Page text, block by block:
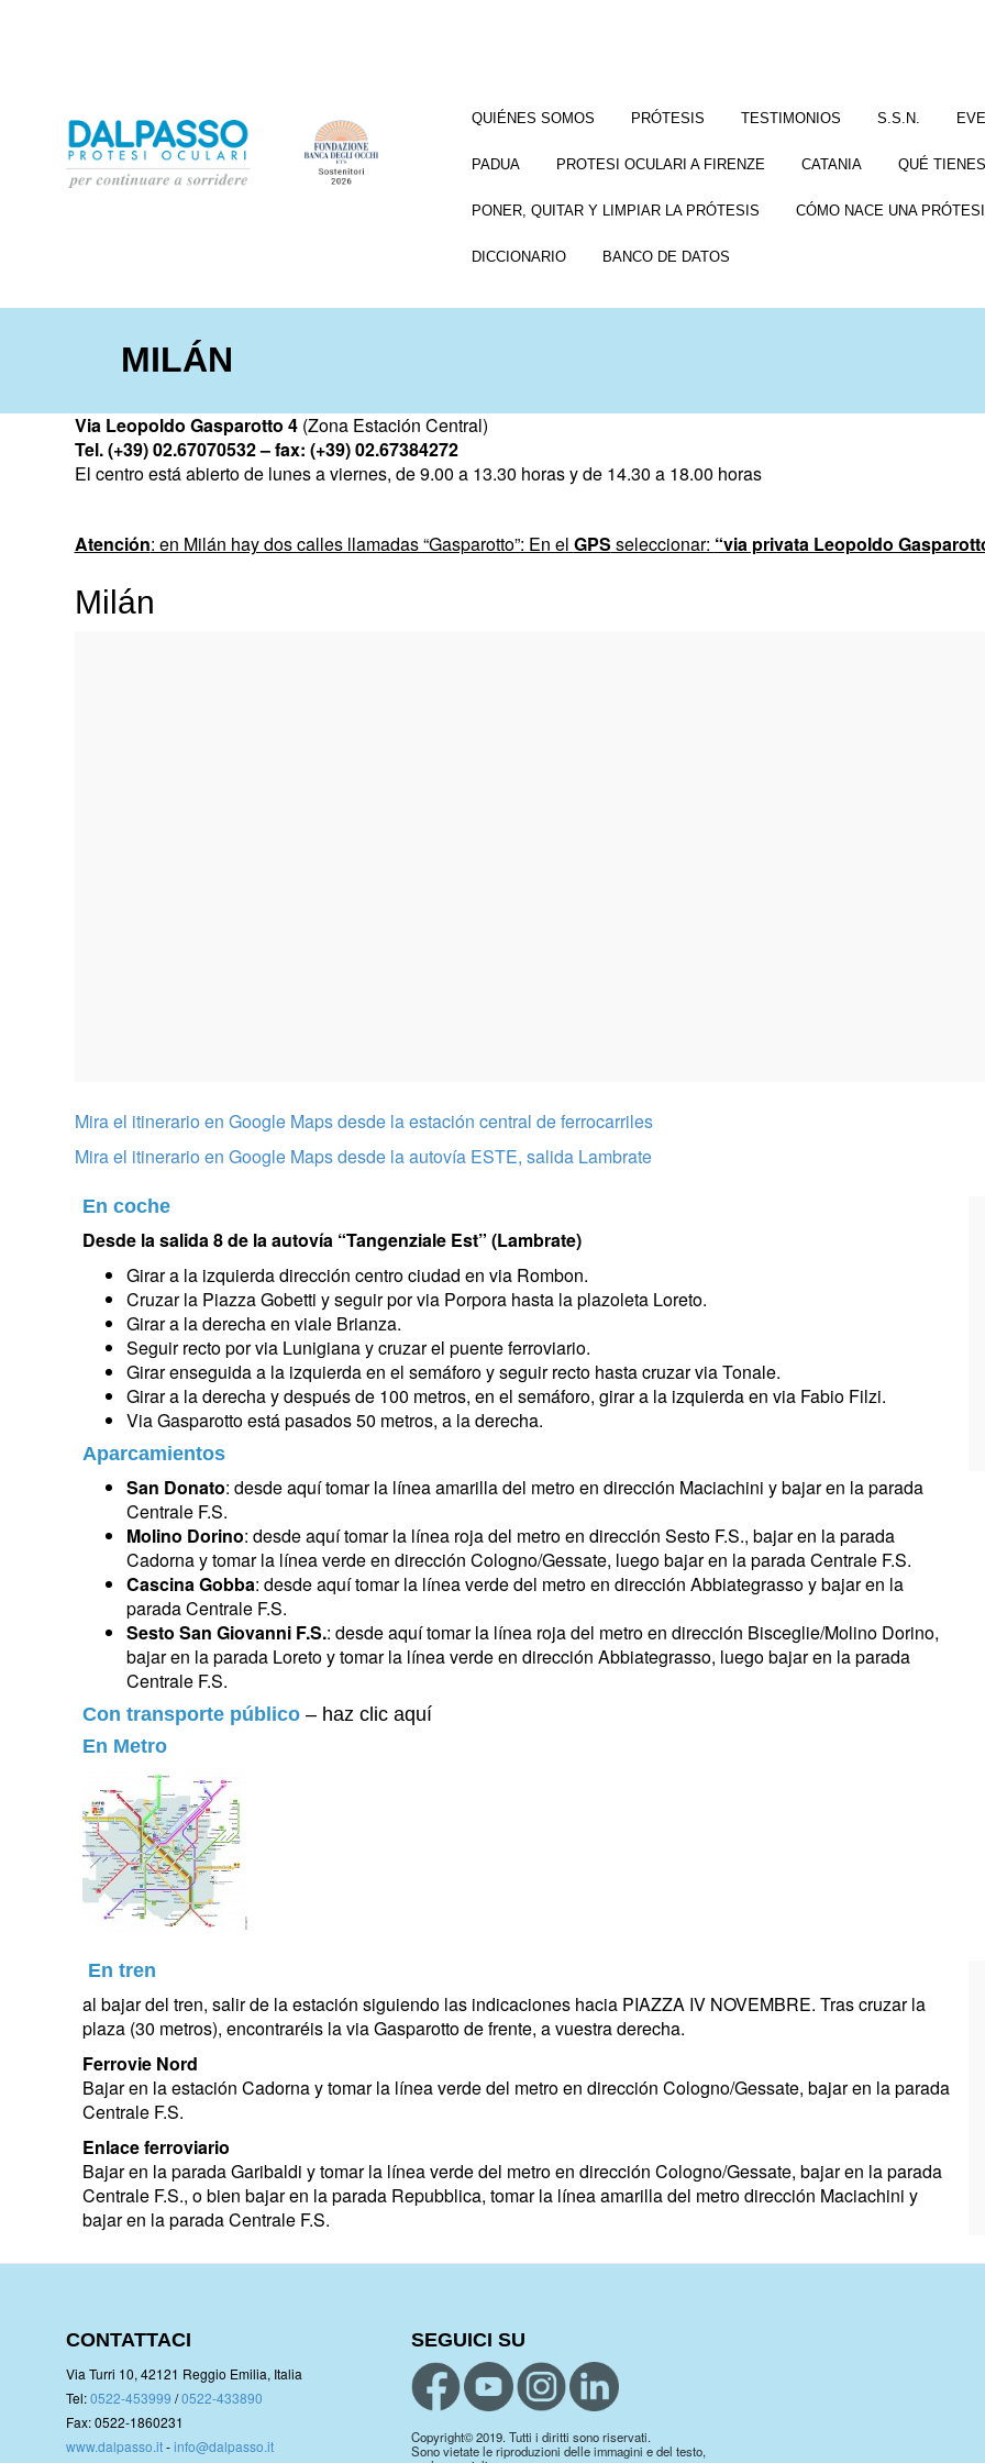
QUIÉNES SOMOS PRÓTESIS TESTIMONIOS S.S.N.
PADUA PROTESI OCULARI A FIRENZE CATANIA QUÉ
PONER, QUITAR Y LIMPIAR LA PRÓTESIS CÓMO NACE UNA
DICCIONARIO BANCO DE DATOS
MILÁN
Via Leopoldo Gasparotto 4(Zona Estación Central)
Tel. (+39) 02.67070532 – fax: (+39) 02.67384272
El centro está abierto de lunes a viernes, de 9.00 a 13.30 horas y de 14.30 a 18.00 horas
Atención: en Milán hay dos calles llamadas “Gasparotto”: En el GPS seleccionar: “via privata Leopoldo
Milán
Mira el itinerario en Google Maps desde la estación central de ferrocarriles
Mira el itinerario en Google Maps desde la autovía ESTE, salida Lambrate
En coche
Desde la salida 8 de la autovía “Tangenziale Est” (Lambrate)
Girar a la izquierda dirección centro ciudad en via Rombon.
Cruzar la Piazza Gobetti y seguir por via Porpora hasta la plazoleta Loreto.
Girar a la derecha en viale Brianza.
Seguir recto por via Lunigiana y cruzar el puente ferroviario.
Girar enseguida a la izquierda en el semáforo y seguir recto hasta cruzar via Tonale.
Girar a la derecha y después de 100 metros, en el semáforo, girar a la izquierda en via Fabio Filzi.
Via Gasparotto está pasados 50 metros, a la derecha.
Aparcamientos
San Donato: desde aquí tomar la línea amarilla del metro en dirección Maciachini y bajar en la parada
Centrale F.S.
Molino Dorino: desde aquí tomar la línea roja del metro en dirección Sesto F.S., bajar en la parada
Cadorna y tomar la línea verde en dirección Cologno/Gessate, luego bajar en la parada Centrale F.S.
Cascina Gobba: desde aquí tomar la línea verde del metro en dirección Abbiategrasso y bajar en la
parada Centrale F.S.
Sesto San Giovanni F.S.: desde aquí tomar la línea roja del metro en dirección Bisceglie/Molino Dorino,
bajar en la parada Loreto y tomar la línea verde en dirección Abbiategrasso, luego bajar en la parada
Centrale F.S.
Con transporte público – haz clic aquí
En Metro
En tren
al bajar del tren, salir de la estación siguiendo las indicaciones hacia PIAZZA IV NOVEMBRE. Tras cruzar la
plaza (30 metros), encontraréis la via Gasparotto de frente, a vuestra derecha.
Ferrovie Nord
Bajar en la estación Cadorna y tomar la línea verde del metro en dirección Cologno/Gessate, bajar en la parada
Centrale F.S.
Enlace ferroviario
Bajar en la parada Garibaldi y tomar la línea verde del metro en dirección Cologno/Gessate, bajar en la parada
Centrale F.S., o bien bajar en la parada Repubblica, tomar la línea amarilla del metro dirección Maciachini y
bajar en la parada Centrale F.S.
CONTATTACI
Via Turri 10, 42121 Reggio Emilia, Italia
Tel:0522-453999 /0522-433890
Fax: 0522-1860231
www.dalpasso.it-info@dalpasso.it
SEGUICI SU
Copyright© 2019. Tutti i diritti sono riservati.
Sono vietate le riproduzioni delle immagini e del testo,